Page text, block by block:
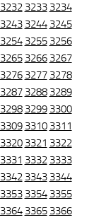
3232 3233 3234
3243 3244 3245
3254 3255 3256
3265 3266 3267
3276 3277 3278
3287 3288 3289
3298 3299 3300
3309 3310 3311
3320 3321 3322
3331 3332 3333
3342 3343 3344
3353 3354 3355
3364 3365 3366